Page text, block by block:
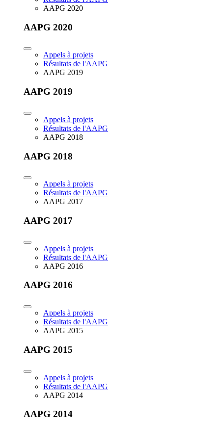
AAPG 2020
AAPG 2020
Appels à projets
Résultats de l'AAPG
AAPG 2019
AAPG 2019
Appels à projets
Résultats de l'AAPG
AAPG 2018
AAPG 2018
Appels à projets
Résultats de l'AAPG
AAPG 2017
AAPG 2017
Appels à projets
Résultats de l'AAPG
AAPG 2016
AAPG 2016
Appels à projets
Résultats de l'AAPG
AAPG 2015
AAPG 2015
Appels à projets
Résultats de l'AAPG
AAPG 2014
AAPG 2014